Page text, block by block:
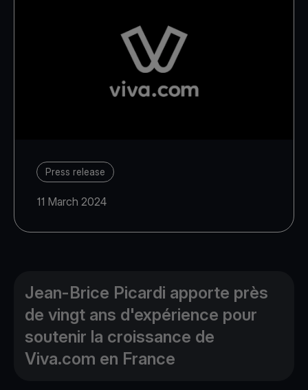
Press release
11 March 2024
Jean-Brice Picardi apporte près
de vingt ans d'expérience pour
soutenir la croissance de
Viva.com en France